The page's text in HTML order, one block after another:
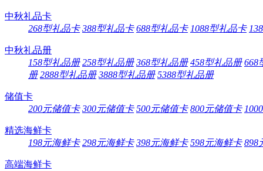
中秋礼品卡
268型礼品卡 388型礼品卡 688型礼品卡 1088型礼品卡
中秋礼品册
158型礼品册 258型礼品册 368型礼品册 458型礼品册 668
册 2888型礼品册 3888型礼品册 5388型礼品册
储值卡
200元储值卡 300元储值卡 500元储值卡 800元储值卡
精选海鲜卡
198元海鲜卡 298元海鲜卡 398元海鲜卡 598元海鲜卡 898
高端海鲜卡